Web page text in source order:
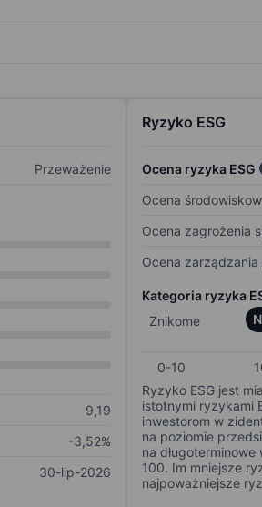
Przeważenie
9,19
-3,52%
30-lip-2026
Ryzyko ESG
Ocena ryzyka ESG
Ocena
Ocena zagrożenia
Ocena
Kategoria ryzyka
Znikome
0-10
Ryzyko ESG jest
istotnymi ryzykami
inwestorom w
na poziomie
na
100. Im mniejsze
najpoważniejsze